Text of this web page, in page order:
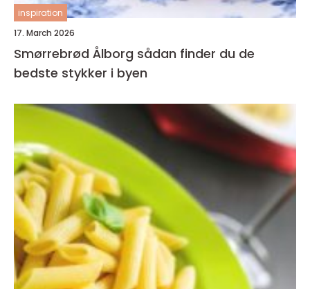
inspiration
17. March 2026
Smørrebrød Ålborg sådan finder du de
bedste stykker i byen